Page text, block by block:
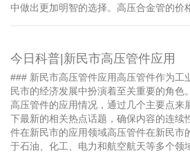
中做出更加明智的选择。高压合金管的价
今日科普|新民市高压管件应用
### 新民市高压管件应用高压管件作为工
民市的经济发展中扮演着至关重要的角色
高压管件的应用情况，通过几个主要点来
下最新的相关热点话题，确保内容的连续
件在新民市的应用领域高压管件在新民市
于石油、化工、电力和航空航天等多个领